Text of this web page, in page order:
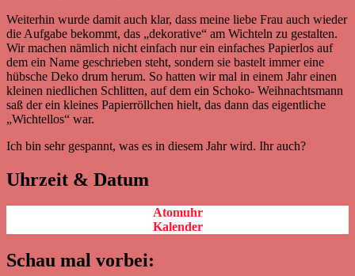
Weiterhin wurde damit auch klar, dass meine liebe Frau auch wieder
die Aufgabe bekommt, das „dekorative“ am Wichteln zu gestalten.
Wir machen nämlich nicht einfach nur ein einfaches Papierlos auf
dem ein Name geschrieben steht, sondern sie bastelt immer eine
hübsche Deko drum herum. So hatten wir mal in einem Jahr einen
kleinen niedlichen Schlitten, auf dem ein Schoko- Weihnachtsmann
saß der ein kleines Papierröllchen hielt, das dann das eigentliche
„Wichtellos“ war.
Ich bin sehr gespannt, was es in diesem Jahr wird. Ihr auch?
Uhrzeit & Datum
Atomuhr
Kalender
Schau mal vorbei: